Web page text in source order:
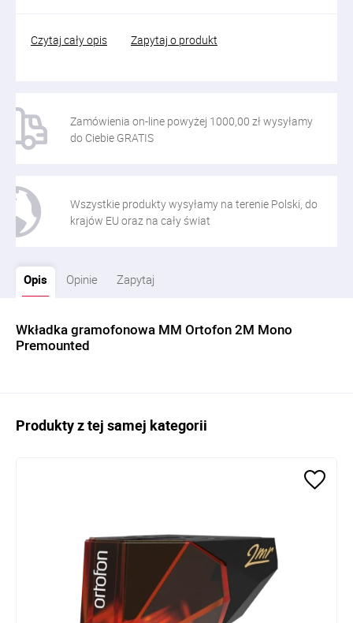
Czytaj cały opis Zapytaj o produkt
Zamówienia on-line powyżej 1000,00 zł wysyłamy
do Ciebie GRATIS
Wszystkie produkty wysyłamy na terenie Polski, do
krajów EU oraz na cały świat
Opis Opinie Zapytaj
Wkładka gramofonowa MM Ortofon 2M Mono
Premounted
Produkty z tej samej kategorii